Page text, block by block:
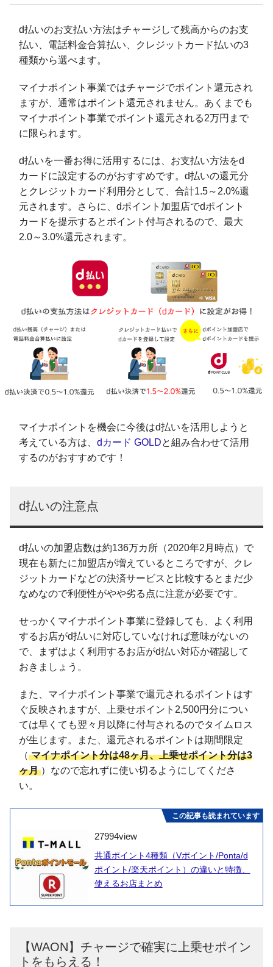
d払いのお支払い方法はチャージして残高からのお支
払い、電話料金合算払い、クレジットカード払いの3
種類から選べます。
マイナポイント事業ではチャージでポイント還元され
ますが、通常はポイント還元されません。あくまでも
マイナポイント事業でポイント還元される2万円まで
に限られます。
d払いを一番お得に活用するには、お支払い方法をd
カードに設定するのがおすすめです。d払いの還元分
とクレジットカード利用分として、合計1.5～2.0%還
元されます。さらに、dポイント加盟店でdポイント
カードを提示するとポイント付与されるので、最大
2.0～3.0%還元されます。
マイナポイントを機会に今後はd払いを活用しようと
考えている方は、dカード GOLDと組み合わせて活用
するのがおすすめです！
d払いの注意点
d払いの加盟店数は約136万カ所（2020年2月時点）で
現在も新たに加盟店が増えているところですが、クレ
ジットカードなどの決済サービスと比較するとまだ少
なめなので利便性がやや劣る点に注意が必要です。
せっかくマイナポイント事業に登録しても、よく利用
するお店がd払いに対応していなければ意味がないの
で、まずはよく利用するお店がd払い対応か確認して
おきましょう。
また、マイナポイント事業で還元されるポイントはす
ぐ反映されますが、上乗せポイント2,500円分につい
ては早くても翌々月以降に付与されるのでタイムロス
が生じます。また、還元されるポイントは期間限定
（ マイナポイント分は48ヶ月、上乗せポイント分は3
ヶ月 ）なので忘れずに使い切るようにしてくださ
い。
この記事も読まれています
27994view
共通ポイント4種類（Vポイント/Ponta/d
ポイント/楽天ポイント）の違いと特徴、
使えるお店まとめ
【WAON】チャージで確実に上乗せポイン
トをもらえる！